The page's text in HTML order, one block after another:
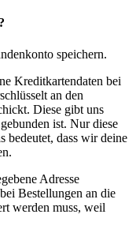
speichern.
Kreditkartendaten bei
an den
Diese gibt uns
ist. Nur diese
bedeutet, dass wir deine
Adresse
Bestellungen an die
werden muss, weil